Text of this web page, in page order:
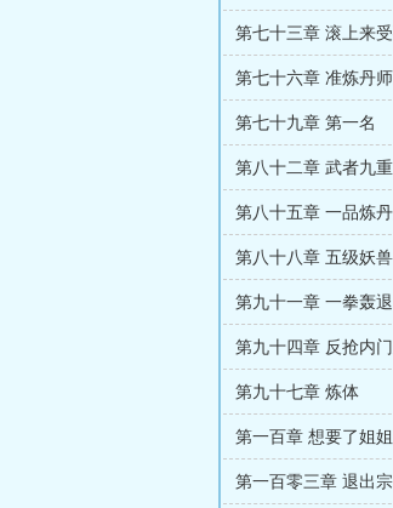
第七十三章 滚上来
第七十六章 准炼丹
第七十九章 第一名
第八十二章 武者九重
第八十五章 一品炼
第八十八章 五级妖兽
第九十一章 一拳轰退
第九十四章 反抢内
第九十七章 炼体
第一百章 想要了姐姐
第一百零三章 退出